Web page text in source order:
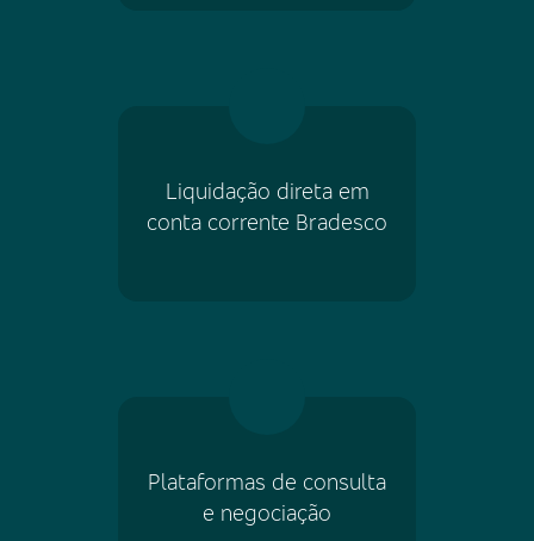
Liquidação direta em
conta corrente Bradesco
Plataformas de consulta
e negociação